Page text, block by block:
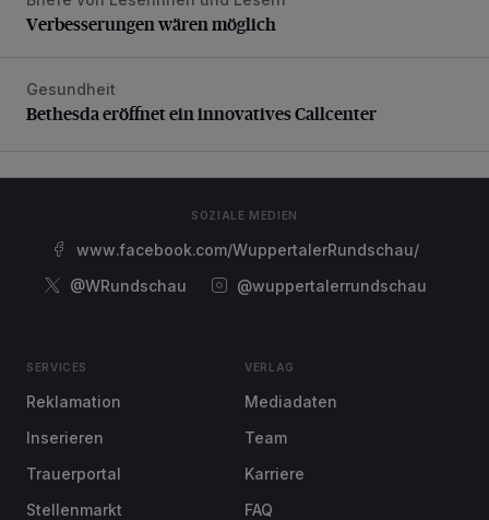
Verbesserungen wären möglich
Bethesda eröffnet ein innovatives Callcenter
Gesundheit
Bethesda eröffnet ein innovatives Callcenter
SOZIALE MEDIEN
www.facebook.com/WuppertalerRundschau/
@WRundschau
@wuppertalerrundschau
SERVICES
Reklamation
Inserieren
Trauerportal
Stellenmarkt
VERLAG
Mediadaten
Team
Karriere
FAQ